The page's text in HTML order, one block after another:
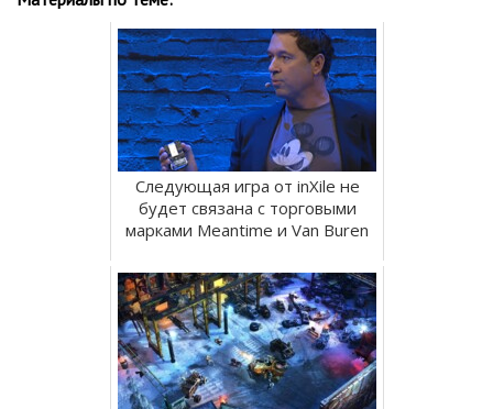
Следующая игра от inXile не
будет связана с торговыми
марками Meantime и Van Buren